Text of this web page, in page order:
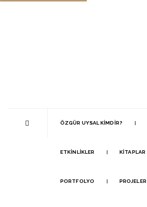
ÖZGÜR UYSAL KIMDIR?
ETKINLIKLER KITAPLAR
PORTFOLYO PROJELER